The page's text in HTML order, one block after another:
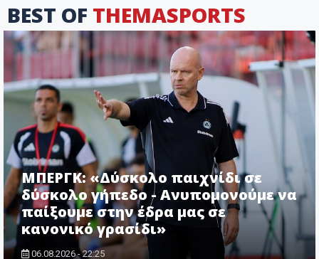
BEST OF THEMASPORTS
ΜΠΕΡΓΚ: «Δύσκολο παιχνίδι σε
δύσκολο γήπεδο - Ανυπομονούμε να
παίξουμε στην έδρα μας σε
κανονικό γρασίδι»
06.08.2026 - 22:25